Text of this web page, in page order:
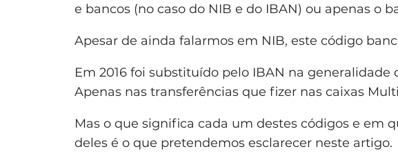
e bancos (no caso do NIB e do IBAN) ou apenas o
Apesar de ainda falarmos em NIB, este código
Em 2016 foi substituído pelo IBAN na generalidade
Apenas nas transferências que fizer nas caixas
Mas o que significa cada um destes códigos e em
deles é o que pretendemos esclarecer neste artigo.